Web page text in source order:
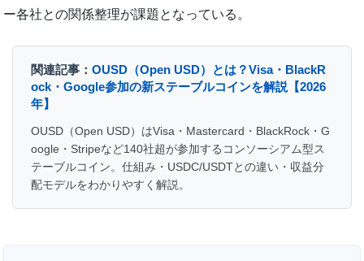
ー各社との関係整理が課題となっている。
関連記事：OUSD（Open USD）とは？Visa・BlackR
ock・Google参加の新ステーブルコインを解説【2026
年】
OUSD（Open USD）はVisa・Mastercard・BlackRock・G
oogle・Stripeなど140社超が参加するコンソーシアム型ス
テーブルコイン。仕組み・USDC/USDTとの違い・収益分
配モデルをわかりやすく解説。